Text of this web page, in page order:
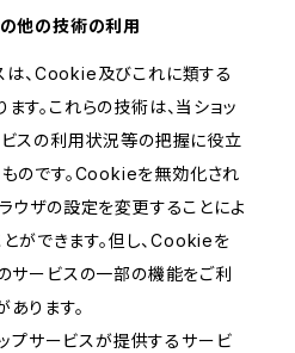
他の技術の利用
は、Cookie及びこれに類する
す。これらの技術は、当ショッ
スの利用状況等の把握に役立
のです。Cookieを無効化され
ウザの設定を変更することによ
ができます。但し、Cookieを
サービスの一部の機能をご利
ります。
ップサービスが提供するサービ